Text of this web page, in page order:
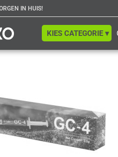
IN HUIS!
KIES CATEGORIE ▾